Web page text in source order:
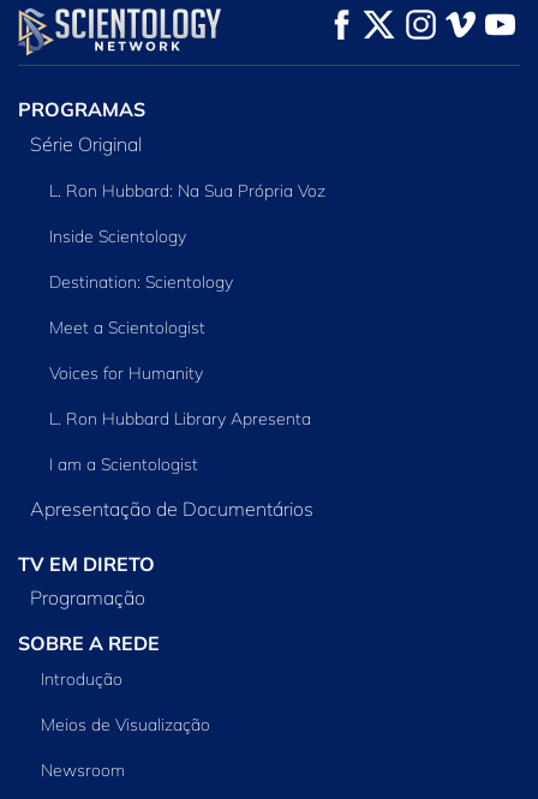
VEJA EXPLORE A SÉRIE
PROGRAMAS
Série Original
L. Ron Hubbard: Na Sua Própria Voz
Inside Scientology
Destination: Scientology
Meet a Scientologist
Voices for Humanity
L. Ron Hubbard Library Apresenta
I am a Scientologist
Apresentação de Documentários
TV EM DIRETO
Programação
SOBRE A REDE
Introdução
Meios de Visualização
Newsroom